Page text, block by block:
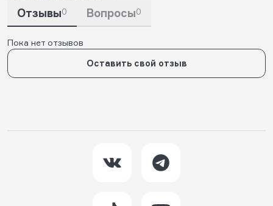
Отзывы0 Вопросы0
Пока нет отзывов
Оставить свой отзыв